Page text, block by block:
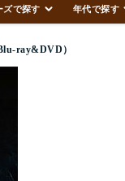
ズで探す 年代で探す
ray&DVD）